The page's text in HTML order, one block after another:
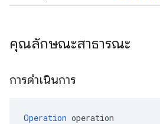
คุณลักษณะสาธารณะ
การดำเนินการ
Operation operation